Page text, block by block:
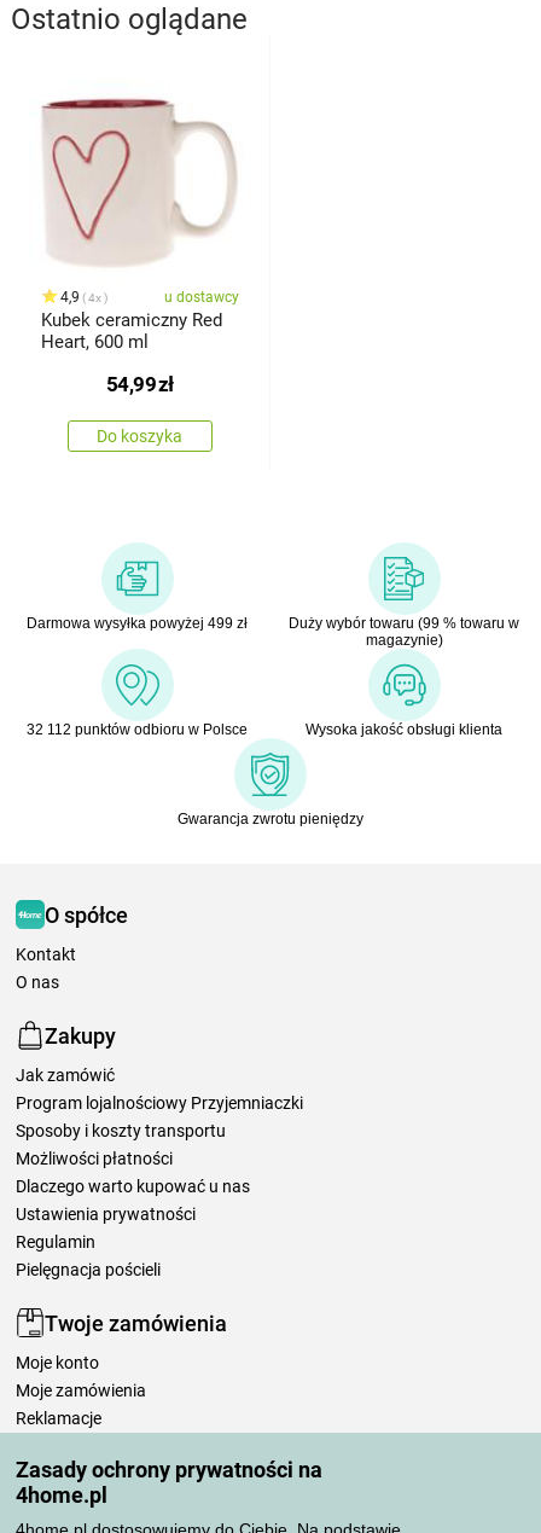
Zasady ochrony prywatności na
4home.pl
Ostatnio oglądane
4,9 4x u dostawcy
Kubek ceramiczny Red
Heart, 600 ml
54,99zł
Do koszyka
Darmowa wysyłka powyżej 499 zł
Duży wybór towaru (99 % towaru w
magazynie)
32 112 punktów odbioru w Polsce Wysoka jakość obsługi klienta
Gwarancja zwrotu pieniędzy
O spółce
Kontakt
O nas
Zakupy
Jak zamówić
Program lojalnościowy Przyjemniaczki
Sposoby i koszty transportu
Możliwości płatności
Dlaczego warto kupować u nas
Ustawienia prywatności
Regulamin
Pielęgnacja pościeli
Twoje zamówienia
Moje konto
Moje zamówienia
Reklamacje
Zasady przetwarzania recenzji